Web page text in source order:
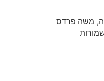
משה פרדס